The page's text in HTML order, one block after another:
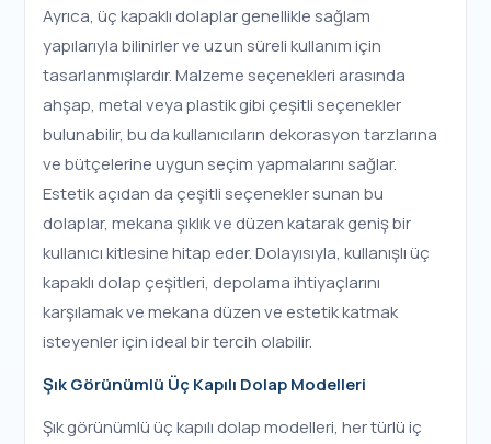
Ayrıca, üç kapaklı dolaplar genellikle sağlam
yapılarıyla bilinirler ve uzun süreli kullanım için
tasarlanmışlardır. Malzeme seçenekleri arasında
ahşap, metal veya plastik gibi çeşitli seçenekler
bulunabilir, bu da kullanıcıların dekorasyon tarzlarına
ve bütçelerine uygun seçim yapmalarını sağlar.
Estetik açıdan da çeşitli seçenekler sunan bu
dolaplar, mekana şıklık ve düzen katarak geniş bir
kullanıcı kitlesine hitap eder. Dolayısıyla, kullanışlı üç
kapaklı dolap çeşitleri, depolama ihtiyaçlarını
karşılamak ve mekana düzen ve estetik katmak
isteyenler için ideal bir tercih olabilir.
Şık Görünümlü Üç Kapılı Dolap Modelleri
Şık görünümlü üç kapılı dolap modelleri, her türlü iç